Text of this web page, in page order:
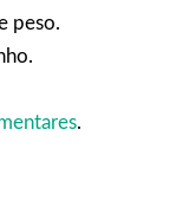
peso.
.